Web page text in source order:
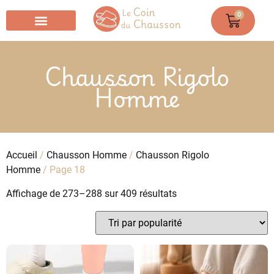
0
Chausson Rigolo
Homme
Accueil / Chausson Homme / Chausson Rigolo
Homme / Page 18
Affichage de 273–288 sur 409 résultats